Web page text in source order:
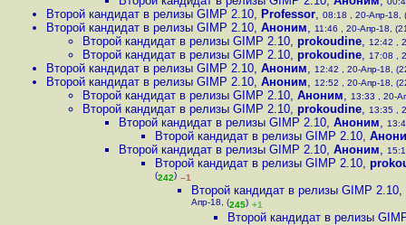
Второй кандидат в релизы GIMP 2.10, Professor, 08:18 , 20-Апр-18,
Второй кандидат в релизы GIMP 2.10, Аноним, 11:46 , 20-Апр-18,
Второй кандидат в релизы GIMP 2.10, prokoudine, 12:42 ,
Второй кандидат в релизы GIMP 2.10, prokoudine, 17:08 ,
Второй кандидат в релизы GIMP 2.10, Аноним, 12:42 , 20-Апр-18,
Второй кандидат в релизы GIMP 2.10, Аноним, 12:52 , 20-Апр-18,
Второй кандидат в релизы GIMP 2.10, Аноним, 13:33 , 20-
Второй кандидат в релизы GIMP 2.10, prokoudine, 13:35 ,
Второй кандидат в релизы GIMP 2.10, Аноним,
Второй кандидат в релизы GIMP 2.10,
Второй кандидат в релизы GIMP 2.10, Аноним,
Второй кандидат в релизы GIMP 2.10,
(242) –1
Второй кандидат в релизы GIMP 2.10,
Апр-18, (245) +1
Второй кандидат в релизы